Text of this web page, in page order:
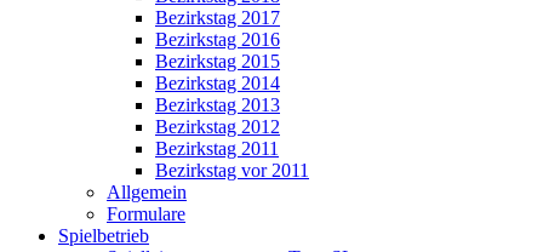
Bezirkstag 2017
Bezirkstag 2016
Bezirkstag 2015
Bezirkstag 2014
Bezirkstag 2013
Bezirkstag 2012
Bezirkstag 2011
Bezirkstag vor 2011
Allgemein
Formulare
Spielbetrieb